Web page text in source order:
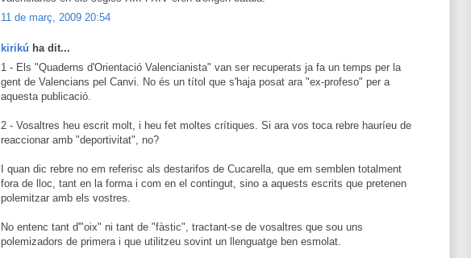
11 de març, 2009 20:54
kirikú ha dit...
1 - Els "Quaderns d'Orientació Valencianista" van ser recuperats ja fa un temps per la
gent de Valencians pel Canvi. No és un títol que s'haja posat ara "ex-profeso" per a
aquesta publicació.
2 - Vosaltres heu escrit molt, i heu fet moltes crítiques. Si ara vos toca rebre hauríeu de
reaccionar amb "deportivitat", no?
I quan dic rebre no em referisc als destarifos de Cucarella, que em semblen totalment
fora de lloc, tant en la forma i com en el contingut, sino a aquests escrits que pretenen
polemitzar amb els vostres.
No entenc tant d'"oix" ni tant de "fàstic", tractant-se de vosaltres que sou uns
polemizadors de primera i que utilitzeu sovint un llenguatge ben esmolat.